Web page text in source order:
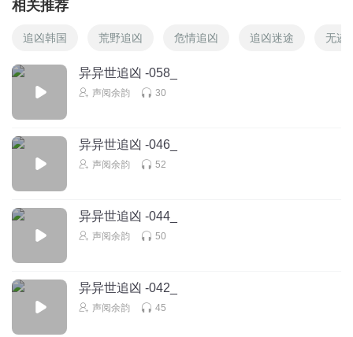
相关推荐
追凶韩国 荒野追凶 危情追凶 追凶迷途 无迹
异异世追凶 -058_
声阅余韵 30
异异世追凶 -046_
声阅余韵 52
异异世追凶 -044_
声阅余韵 50
异异世追凶 -042_
声阅余韵 45